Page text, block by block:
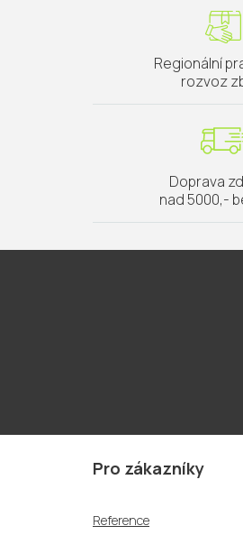
Regionální
rozvoz
Doprava
nad 5000,-
Z
Pro zákazníky
Reference